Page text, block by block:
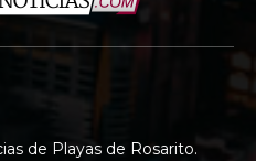
de Playas de Rosarito.